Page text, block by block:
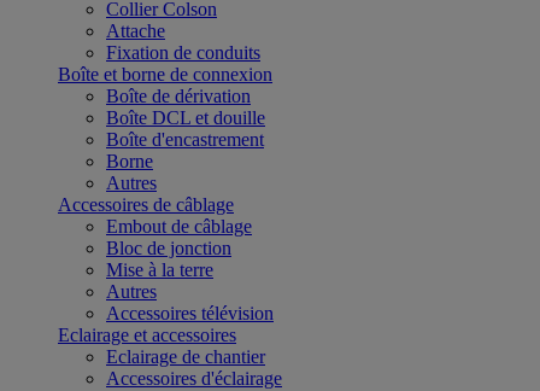
Collier Colson
Attache
Fixation de conduits
Boîte et borne de connexion
Boîte de dérivation
Boîte DCL et douille
Boîte d'encastrement
Borne
Autres
Accessoires de câblage
Embout de câblage
Bloc de jonction
Mise à la terre
Autres
Accessoires télévision
Eclairage et accessoires
Eclairage de chantier
Accessoires d'éclairage